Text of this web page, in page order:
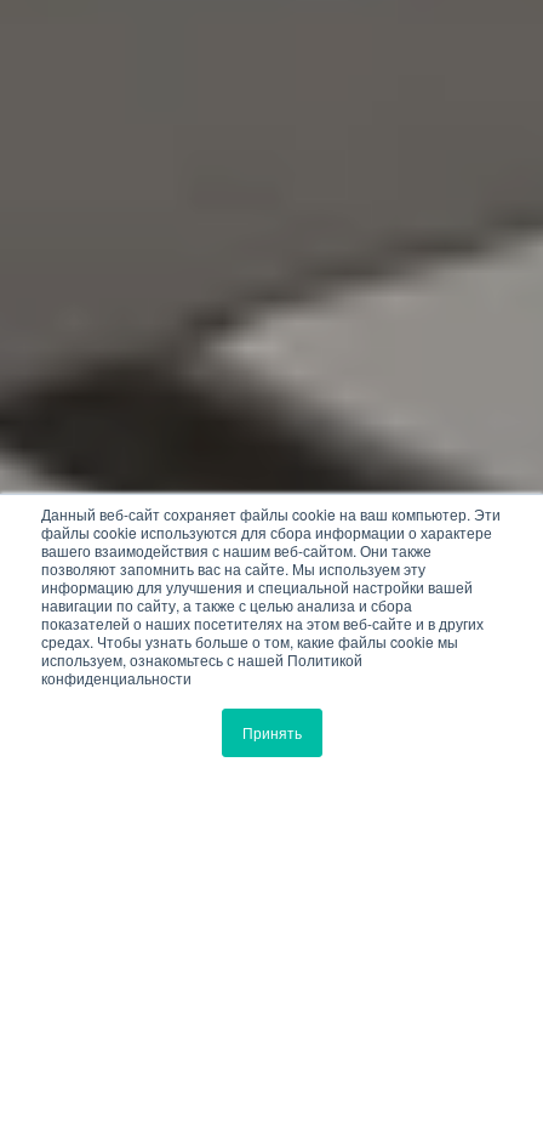
Данный веб-сайт сохраняет файлы cookie на ваш компьютер. Эти
файлы cookie используются для сбора информации о характере
вашего взаимодействия с нашим веб-сайтом. Они также
позволяют запомнить вас на сайте. Мы используем эту
информацию для улучшения и специальной настройки вашей
навигации по сайту, а также с целью анализа и сбора
показателей о наших посетителях на этом веб-сайте и в других
средах. Чтобы узнать больше о том, какие файлы cookie мы
используем, ознакомьтесь с нашей Политикой
конфиденциальности
Принять